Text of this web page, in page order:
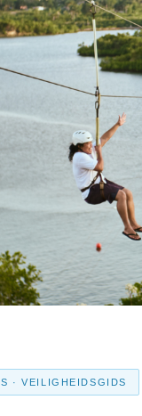
· VEILIGHEIDSGIDS